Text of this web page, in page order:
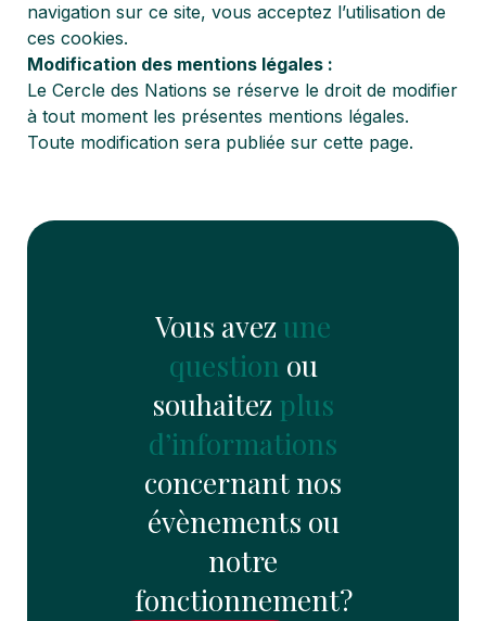
navigation sur ce site, vous acceptez l’utilisation de
ces cookies.
Modification des mentions légales :
Le Cercle des Nations se réserve le droit de modifier
à tout moment les présentes mentions légales.
Toute modification sera publiée sur cette page.
Vous avezune
question ou
souhaitez plus
d’informations
concernant nos
évènements ou
notre
fonctionnement?